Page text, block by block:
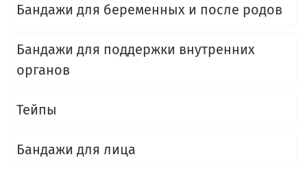
Бандажи для беременных и после родов
Бандажи для поддержки внутренних
органов
Тейпы
Бандажи для лица